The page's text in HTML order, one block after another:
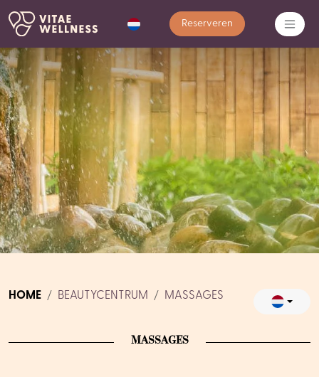
Reserveren
HOME BEAUTYCENTRUM MASSAGES
MASSAGES